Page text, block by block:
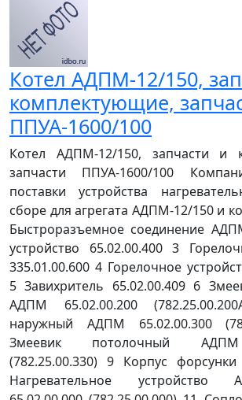
Котел АДПМ-12/150,
комплектующие,
ППУА-1600/100
Котел АДПМ-12/150, запчасти и
запчасти ППУА-1600/100
поставки устройства
сборе для агрегата АДПМ-12/150 и
Быстроразъемное соединение
устройство 65.02.00.400 3
335.01.00.600 4 Горелочное
5 Завихритель 65.02.00.409 6
АДПМ 65.02.00.200
наружный АДПМ 65.02.00.300
Змеевик потолочный АДПМ
(782.25.00.330) 9 Корпус
Нагревательное